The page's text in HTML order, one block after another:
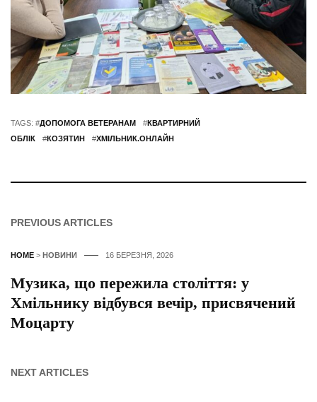
TAGS: #ДОПОМОГА ВЕТЕРАНАМ #КВАРТИРНИЙ
ОБЛІК
#КОЗЯТИН #ХМІЛЬНИК.ОНЛАЙН
PREVIOUS ARTICLES
HOME > НОВИНИ 16 БЕРЕЗНЯ, 2026
Музика, що пережила століття: у
Хмільнику відбувся вечір, присвячений
Моцарту
NEXT ARTICLES